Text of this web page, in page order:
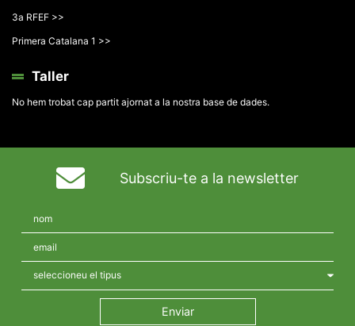
3a RFEF >>
Primera Catalana 1 >>
Taller
No hem trobat cap partit ajornat a la nostra base de dades.
Subscriu-te a la newsletter